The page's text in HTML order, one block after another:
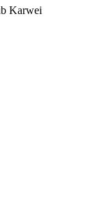
Karwei